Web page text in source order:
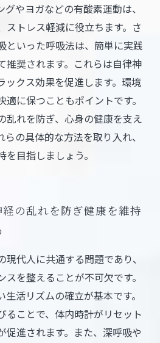
やヨガなどの有酸素運動は、
ストレス軽減に役立ちます。さ
といった呼吸法は、簡単に実践
推奨されます。これらは自律神
ックス効果を促進します。環境
に保つこともポイントです。
乱れを防ぎ、心身の健康を支え
の具体的な方法を取り入れ、
目指しましょう。
の乱れを防ぎ健康を維持
代人に共通する問題であり、
を整えることが不可欠です。
活リズムの確立が基本です。
ることで、体内時計がリセット
促進されます。また、深呼吸や